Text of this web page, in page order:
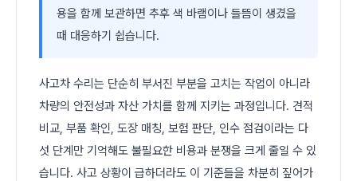
용을 함께 보관하면 추후 색 바램이나 들뜸이 생겼을
때 대응하기 쉽습니다.
사고차 수리는 단순히 부서진 부분을 고치는 작업이 아니라
차량의 안전성과 자산 가치를 함께 지키는 과정입니다. 견적
비교, 부품 확인, 도장 매칭, 보험 판단, 인수 점검이라는 다
섯 단계만 기억해도 불필요한 비용과 분쟁을 크게 줄일 수 있
습니다. 사고 상황이 급하더라도 이 기준들을 차분히 짚어가